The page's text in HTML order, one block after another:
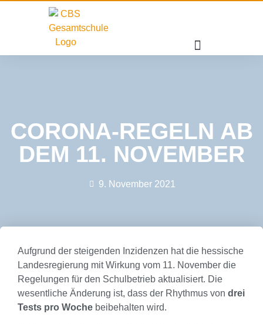
CORONA-REGELN AB
DEM 11. NOVEMBER
9. November 2021
Aufgrund der steigenden Inzidenzen hat die hessische
Landesregierung mit Wirkung vom 11. November die
Regelungen für den Schulbetrieb aktualisiert. Die
wesentliche Änderung ist, dass der Rhythmus von drei
Tests pro Woche beibehalten wird.